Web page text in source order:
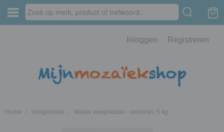
Inloggen Registreren
Home › Voegmiddel › Mapei voegmiddel - cerulean; 5 kg